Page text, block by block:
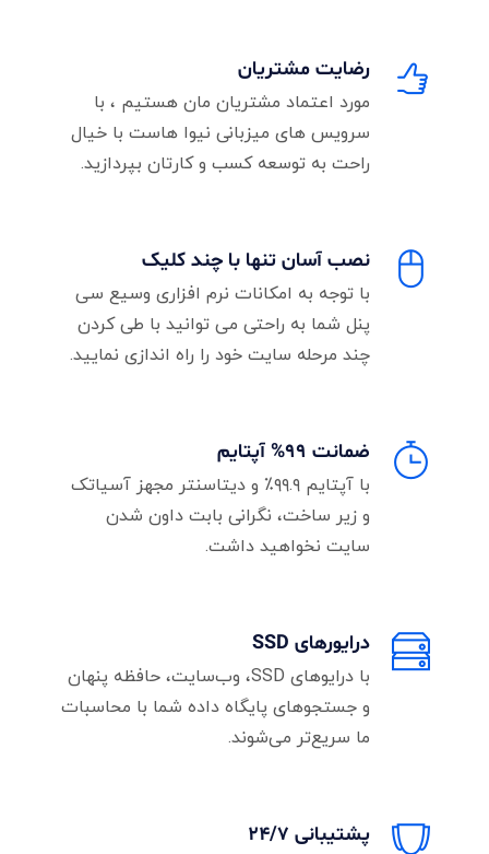
رضایت مشتریان
مورد اعتماد مشتریان مان هستیم ، با
سرویس های میزبانی نیوا هاست با خیال
راحت به توسعه کسب و کارتان بپردازید.
نصب آسان تنها با چند کلیک
با توجه به امکانات نرم افزاری وسیع سی
پنل شما به راحتی می توانید با طی کردن
چند مرحله سایت خود را راه اندازی نمایید.
ضمانت 99% آپتایم
با آپتایم ۹۹.۹٪ و دیتاسنتر مجهز آسیاتک
و زیر ساخت، نگرانی بابت داون شدن
سایت نخواهید داشت.
درایورهای SSD
با درایوهای SSD، وب‌سایت، حافظه پنهان
و جستجوهای پایگاه داده شما با محاسبات
ما سریع‌تر می‌شوند.
پشتیبانی ۲۴/۷